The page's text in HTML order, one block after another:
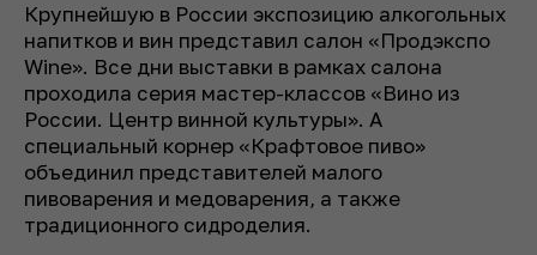
Крупнейшую в России экспозицию алкогольных
напитков и вин представил салон «Продэкспо
Wine». Все дни выставки в рамках салона
проходила серия мастер-классов «Вино из
России. Центр винной культуры». А
специальный корнер «Крафтовое пиво»
объединил представителей малого
пивоварения и медоварения, а также
традиционного сидроделия.